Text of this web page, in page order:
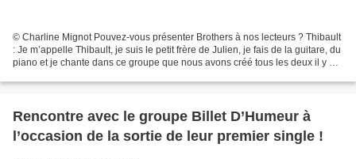
© Charline Mignot Pouvez-vous présenter Brothers à nos lecteurs ? Thibault
: Je m’appelle Thibault, je suis le petit frère de Julien, je fais de la guitare, du
piano et je chante dans ce groupe que nous avons créé tous les deux il y a
Rencontre avec le groupe Billet D’Humeur à
l’occasion de la sortie de leur premier single !